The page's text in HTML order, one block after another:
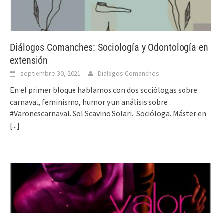
Diálogos Comanches: Sociología y Odontología en
extensión
septiembre 30, 2021 Diálogos Comanches
En el primer bloque hablamos con dos sociólogas sobre
carnaval, feminismo, humor y un análisis sobre
#Varonescarnaval. Sol Scavino Solari. Socióloga. Máster en
[...]